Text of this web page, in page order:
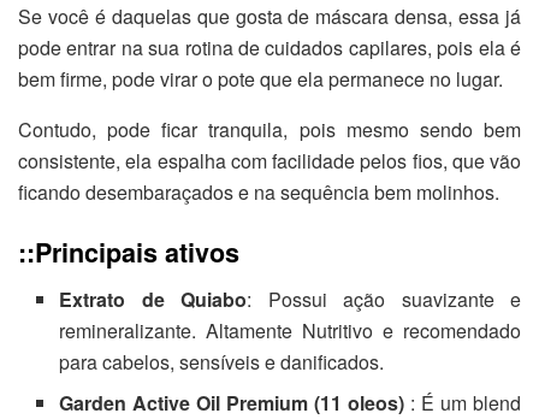
Se você é daquelas que gosta de máscara densa, essa já
pode entrar na sua rotina de cuidados capilares, pois ela é
bem firme, pode virar o pote que ela permanece no lugar.
Contudo, pode ficar tranquila, pois mesmo sendo bem
consistente, ela espalha com facilidade pelos fios, que vão
ficando desembaraçados e na sequência bem molinhos.
::Principais ativos
Extrato de Quiabo: Possui ação suavizante e
remineralizante. Altamente Nutritivo e recomendado
para cabelos, sensíveis e danificados.
Garden Active Oil Premium (11 oleos) : É um blend